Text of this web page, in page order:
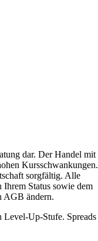
dar. Der Handel mit
Kursschwankungen.
sorgfältig. Alle
Ihrem Status sowie dem
AGB ändern.
Up-Stufe. Spreads